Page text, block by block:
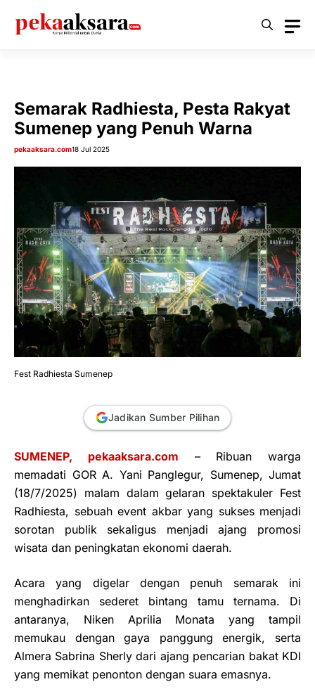
Semarak Radhiesta, Pesta Rakyat
Sumenep yang Penuh Warna
pekaaksara.com18 Jul 2025
Fest Radhiesta Sumenep
Jadikan Sumber Pilihan
SUMENEP, pekaaksara.com – Ribuan warga
memadati GOR A. Yani Panglegur, Sumenep, Jumat
(18/7/2025) malam dalam gelaran spektakuler Fest
Radhiesta, sebuah event akbar yang sukses menjadi
sorotan publik sekaligus menjadi ajang promosi
wisata dan peningkatan ekonomi daerah.
Acara yang digelar dengan penuh semarak ini
menghadirkan sederet bintang tamu ternama. Di
antaranya, Niken Aprilia Monata yang tampil
memukau dengan gaya panggung energik, serta
Almera Sabrina Sherly dari ajang pencarian bakat KDI
yang memikat penonton dengan suara emasnya.